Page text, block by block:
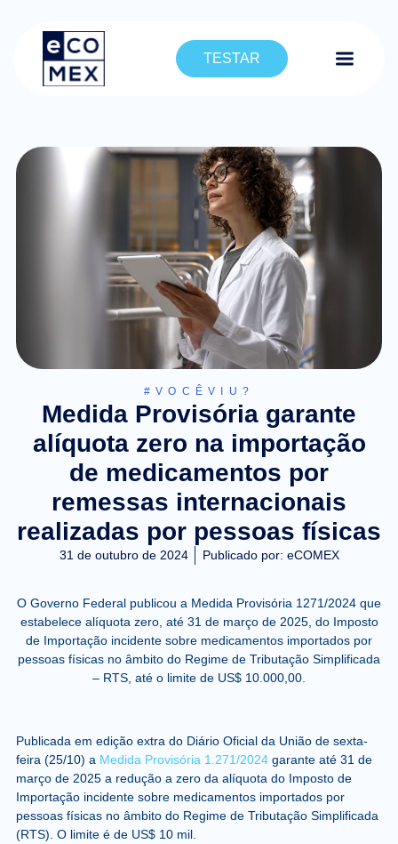
TESTAR
#VOCÊVIU?
Medida Provisória garante
alíquota zero na importação
de medicamentos por
remessas internacionais
realizadas por pessoas físicas
31 de outubro de 2024 Publicado por: eCOMEX
O Governo Federal publicou a Medida Provisória 1271/2024 que
estabelece alíquota zero, até 31 de março de 2025, do Imposto
de Importação incidente sobre medicamentos importados por
pessoas físicas no âmbito do Regime de Tributação Simplificada
– RTS, até o limite de US$ 10.000,00.
Publicada em edição extra do Diário Oficial da União de sexta-
feira (25/10) a Medida Provisória 1.271/2024garante até 31 de
março de 2025 a redução a zero da alíquota do Imposto de
Importação incidente sobre medicamentos importados por
pessoas físicas no âmbito do Regime de Tributação Simplificada
(RTS). O limite é de US$ 10 mil.